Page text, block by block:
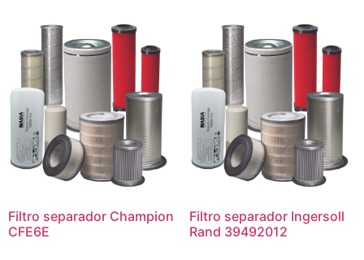
Filtro separador Champion
CFE6E
Filtro separador Ingersoll
Rand 39492012